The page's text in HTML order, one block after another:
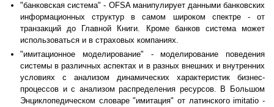
"банковская система" - OFSA манипулирует данными банковских
информационных структур в самом широком спектре - от
транзакций до Главной Книги. Кроме банков система может
использоваться и в страховых компаниях.
"имитационное моделирование" - моделирование поведения
системы в различных аспектах и в разных внешних и внутренних
условиях с анализом динамических характеристик бизнес-
процессов и с анализом распределения ресурсов. В Большом
Энциклопедическом словаре "имитация" от латинского imitatio -